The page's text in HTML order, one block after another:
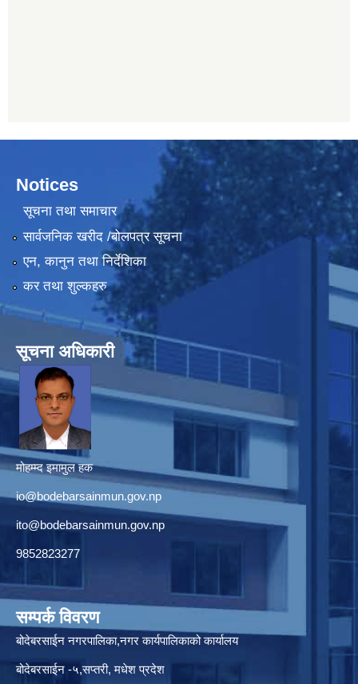
Notices
सूचना तथा समाचार
सार्वजनिक खरीद /बोलपत्र सूचना
एन, कानुन तथा निर्देशिका
कर तथा शुल्कहरु
सूचना अधिकारी
मोहम्म्द इमामुल हक
io@bodebarsainmun.gov.np
ito@bodebarsainmun.gov.np
9852823277
सम्पर्क विवरण
बोदेबरसाईन नगरपालिका,नगर कार्यपालिकाको कार्यालय
बोदेबरसाईन -५,सप्तरी, मधेश प्रदेश